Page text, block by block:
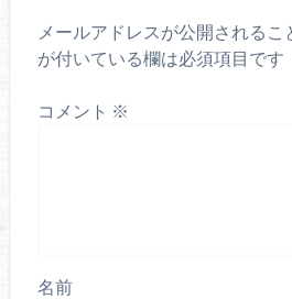
メールアドレスが公開されるこ
が付いている欄は必須項目です
コメント ※
名前